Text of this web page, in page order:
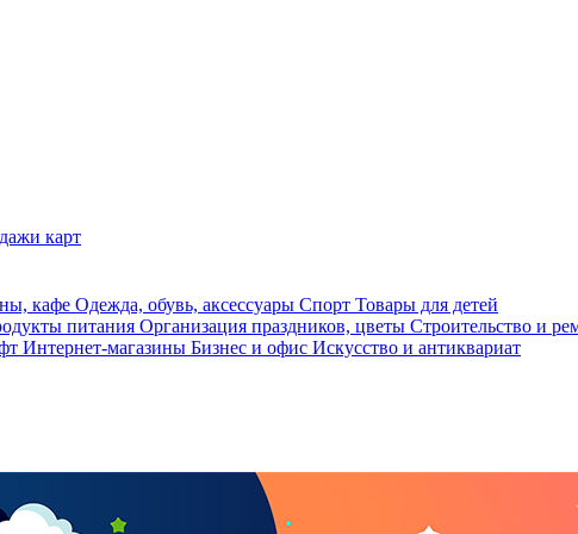
карт
кафе Одежда, обувь, аксессуары Спорт Товары для детей
питания Организация праздников, цветы Строительство и
Интернет-магазины Бизнес и офис Искусство и антиквариат